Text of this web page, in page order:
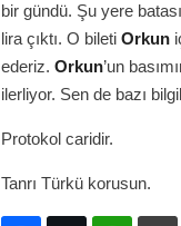
bir gündü. Şu yere
lira çıktı. O bileti Orkun
ederiz. Orkun’un
ilerliyor. Sen de bazı
Protokol caridir.
Tanrı Türkü korusun.